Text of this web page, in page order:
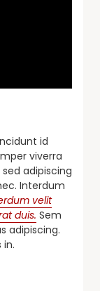
id
viverra
adipiscing
Interdum
velit
duis. Sem
adipiscing.